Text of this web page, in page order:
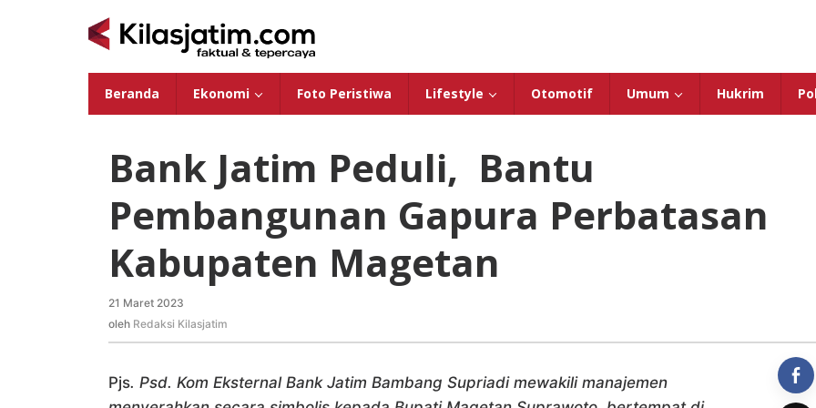
Beranda Ekonomi Foto Peristiwa Lifestyle Otomotif Umum Hukrim
Bank Jatim Peduli, Bantu
Pembangunan Gapura Perbatasan
Kabupaten Magetan
21 Maret 2023
Redaksi
oleh Redaksi Kilasjatim
Pjs. Psd. Kom Eksternal Bank Jatim Bambang Supriadi mewakili manajemen